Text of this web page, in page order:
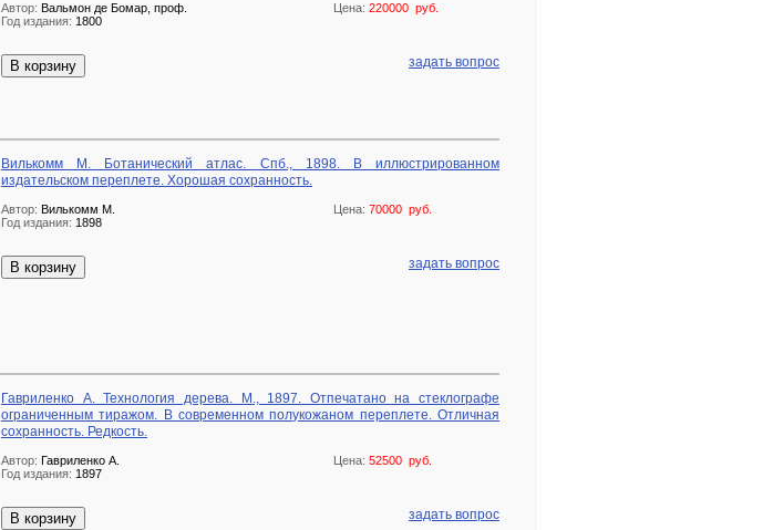
Цена: 220000 руб.
Автор: Вальмон де Бомар, проф.
Год издания: 1800
В корзину задать вопрос
Вилькомм М. Ботанический атлас. Спб., 1898. В иллюстрированном
издательском переплете. Хорошая сохранность.
Цена: 70000 руб.
Автор: Вилькомм М.
Год издания: 1898
В корзину задать вопрос
Гавриленко А. Технология дерева. М., 1897. Отпечатано на стеклографе
ограниченным тиражом. В современном полукожаном переплете. Отличная
сохранность. Редкость.
Цена: 52500 руб.
Автор: Гавриленко А.
Год издания: 1897
В корзину задать вопрос